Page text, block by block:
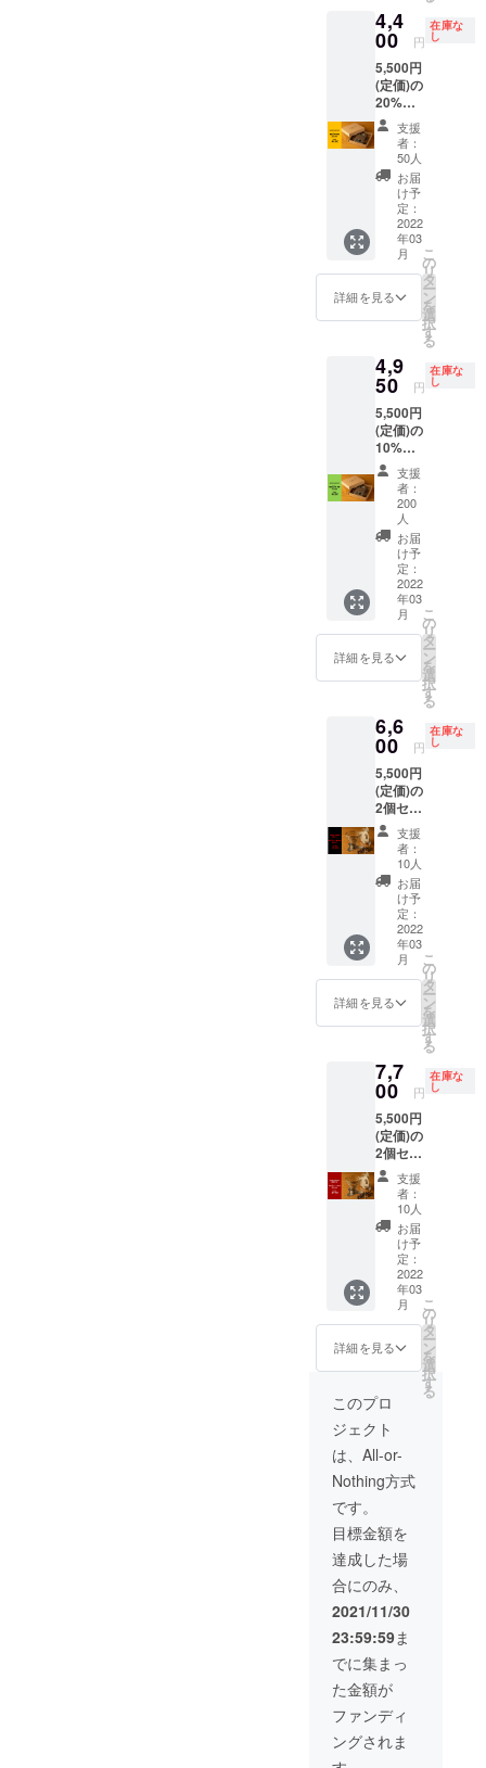
消費
税・送
料を含
みま
す。 ※
デザイ
ン・仕
様は一
部変更
になる
可能性
もござ
いま
す。 ※
ご注文
状況に
より出
があり
ます。
4,4
00 円
在庫な
し
5,500円
(定価)の
20%OF
F ・
SPRIN
DRIPPE
R 1個 ※
オリジ
ナルデ
ザイン
外箱付
属 ※配
送予定
時期：
2022年
消費
税・送
料を含
みま
す。 ※
デザイ
ン・仕
様は一
部変更
になる
可能性
もござ
いま
す。 ※
ご注文
状況に
より出
荷時期
ます。
支援
者：
50人
お届
け予
定：
2022
年03
月
詳細を見る
こ
の
リ
タ
ー
ン
を
選
択
す
る
4,9
50 円
在庫な
し
5,500円
(定価)の
10%OF
F ・
SPRIN
DRIPPE
R 1個 ※
オリジ
ナルデ
ザイン
外箱付
属 ※配
送予定
時期：
税・送
料を含
みま
す。 ※
デザイ
ン・仕
様は一
部変更
になる
可能性
もござ
いま
す。 ※
ご注文
状況に
より出
荷時期
ます。
支援
者：
200
人
お届
け予
定：
2022
年03
月
詳細を見る
こ
の
リ
タ
ー
ン
を
選
択
す
る
6,6
00 円
在庫な
し
5,500円
(定価)の
2個セッ
トを
40%OF
F ・
SPRIN
DRIPPE
R 2個 ※
オリジ
ナルデ
ザイン
外箱付
属 ※配
送予定
2022年
3月中 ※
消費
税・送
料を含
みま
す。 ※
デザイ
ン・仕
様は一
部変更
になる
可能性
もござ
いま
す。 ※
ご注文
荷時期
が遅れ
る場合
があり
ます。
支援
者：
10人
お届
け予
定：
2022
年03
月
詳細を見る
こ
の
リ
タ
ー
ン
を
選
択
す
る
7,7
00 円
在庫な
し
5,500円
(定価)の
2個セッ
トを
30%OF
F ・
SPRIN
DRIPPE
R 2個 ※
オリジ
ナルデ
ザイン
外箱付
属 ※配
送予定
時期：
2022年
3月中 ※
消費
税・送
料を含
デザイ
ン・仕
様は一
部変更
になる
可能性
もござ
いま
す。 ※
ご注文
状況に
より出
荷時期
支援
者：
10人
お届
け予
定：
2022
年03
月
詳細を見る
こ
の
リ
タ
ー
ン
を
選
択
す
る
このプロ
ジェクト
は、All-or-
Nothing方式
です。
目標金額を
達成した場
合にのみ、
2021/11/30
23:59:59ま
でに集まっ
た金額が
ファンディ
ングされま